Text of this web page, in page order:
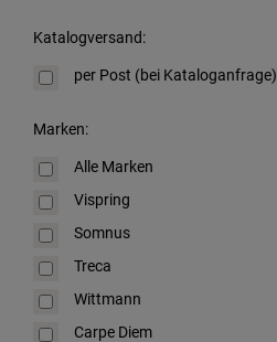
Katalogversand:
per Post (bei Kataloganfrage)
Marken:
Alle Marken
Vispring
Somnus
Treca
Wittmann
Carpe Diem